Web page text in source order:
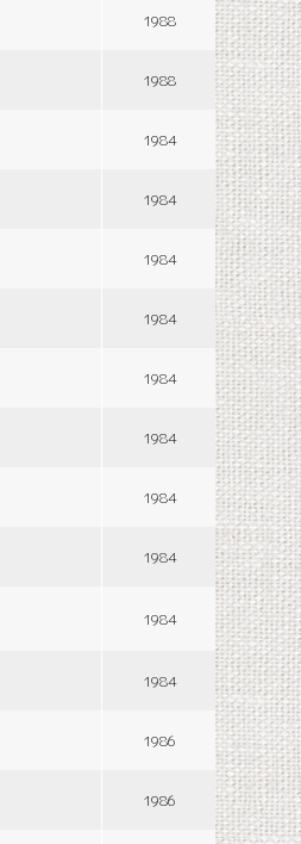
1988
1988
1984
1984
1984
1984
1984
1984
1984
1984
1984
1984
1986
1986